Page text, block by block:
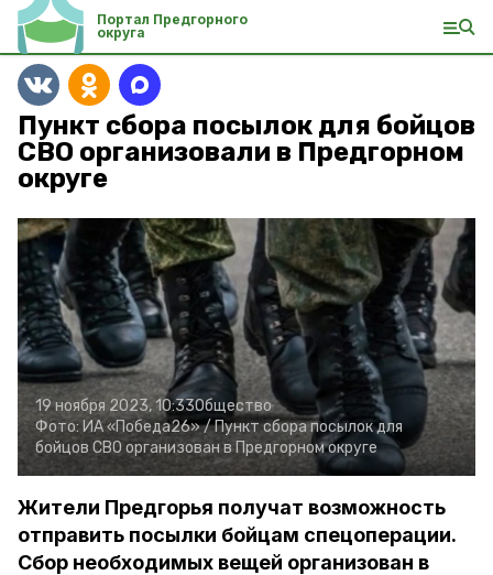
Портал Предгорного
округа
Пункт сбора посылок для бойцов
СВО организовали в Предгорном
округе
19 ноября 2023, 10:33Общество
Фото: ИА «Победа26» /Пункт сбора посылок для
бойцов СВО организован в Предгорном округе
Жители Предгорья получат возможность
отправить посылки бойцам спецоперации.
Сбор необходимых вещей организован в